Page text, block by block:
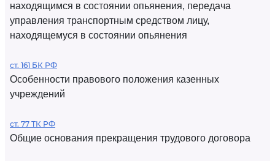
находящимся в состоянии опьянения, передача
управления транспортным средством лицу,
находящемуся в состоянии опьянения
ст. 161 БК РФ
Особенности правового положения казенных
учреждений
ст. 77 ТК РФ
Общие основания прекращения трудового договора